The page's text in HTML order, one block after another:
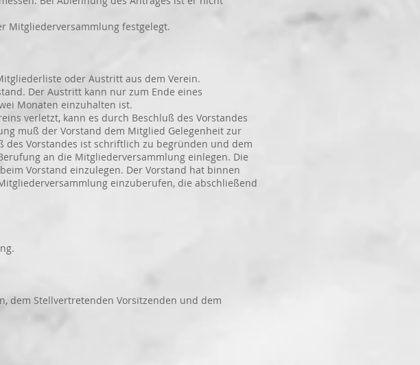
festgelegt.
oder Austritt aus dem Verein.
Der Austritt kann nur zum Ende eines
Monaten einzuhalten ist.
verletzt, kann es durch Beschluß des Vorstandes
der Vorstand dem Mitglied Gelegenheit zur
Vorstandes ist schriftlich zu begründen und dem
an die Mitgliederversammlung einlegen. Die
Vorstand einzulegen. Der Vorstand hat binnen
einzuberufen, die abschließend
dem Stellvertretenden Vorsitzenden und dem